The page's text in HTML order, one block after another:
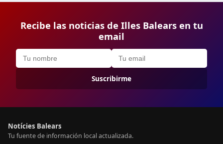
Recibe las noticias de Illes Balears en tu
email
Suscribirme
Notícies Balears
Tu fuente de información local actualizada.